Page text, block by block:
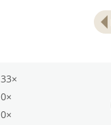
33×
0×
0×